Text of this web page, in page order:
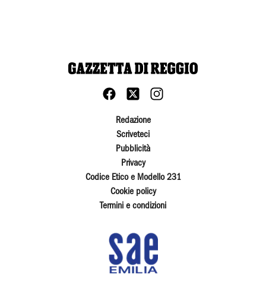
Redazione
Scriveteci
Pubblicità
Privacy
Codice Etico e Modello 231
Cookie policy
Termini e condizioni